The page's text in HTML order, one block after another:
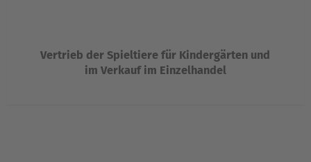
Vertrieb der Spieltiere für Kindergärten und
im Verkauf im Einzelhandel